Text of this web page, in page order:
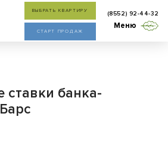
ВЫБРАТЬ КВАРТИРУ
СТАРТ ПРОДАЖ
(8552) 92-44-32
Меню
ставки банка-